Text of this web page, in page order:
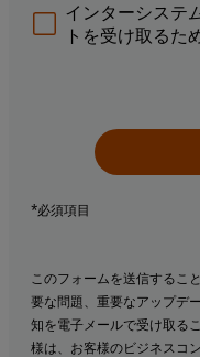
インターシステ
トを受け取る
*必須項目
このフォームを送信するこ
要な問題、重要なアップデ
知を電子メールで受け取る
様は、お客様のビジネスコ